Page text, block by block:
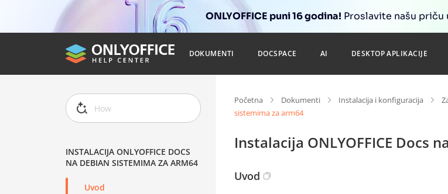
ONLYOFFICE puni 16 godina! Proslavite našu priču
DOKUMENTI DOCSPACE AI DESKTOP APLIKACIJE
INSTALACIJA ONLYOFFICE DOCS
NA DEBIAN SISTEMIMA ZA ARM64
Uvod
Početna Dokumenti Instalacija i konfiguracija
sistemima za arm64
Instalacija ONLYOFFICE Docs
Uvod